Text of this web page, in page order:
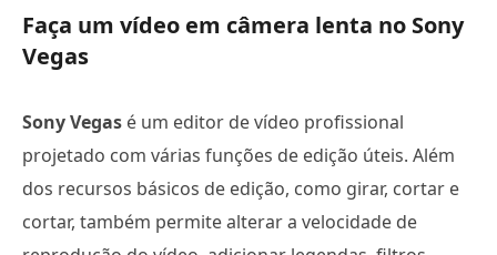
Faça um vídeo em câmera lenta no Sony
Vegas
Sony Vegas é um editor de vídeo profissional
projetado com várias funções de edição úteis. Além
dos recursos básicos de edição, como girar, cortar e
cortar, também permite alterar a velocidade de